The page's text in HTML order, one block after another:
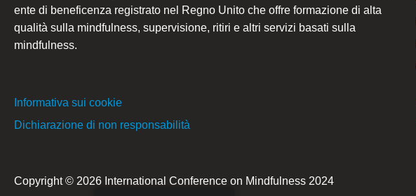
ente di beneficenza registrato nel Regno Unito che offre formazione di alta
qualità sulla mindfulness, supervisione, ritiri e altri servizi basati sulla
mindfulness.
Informativa sui cookie
Dichiarazione di non responsabilità
Copyright © 2026 International Conference on Mindfulness 2024